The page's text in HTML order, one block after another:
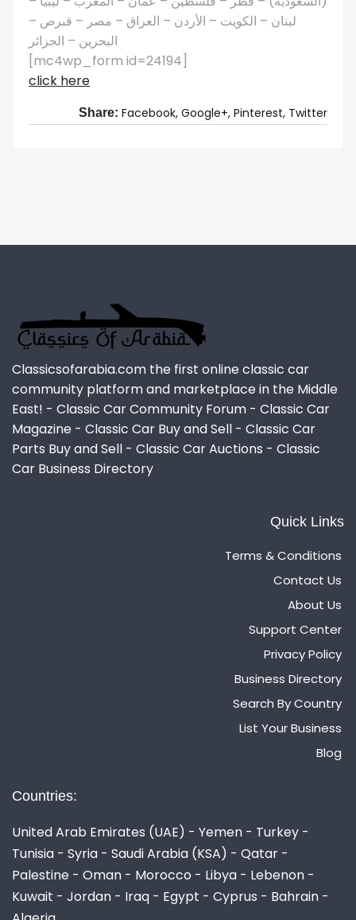
لبنان – الكويت – الأردن – العراق – مصر – قبرص –
البحرين – الجزائر
[mc4wp_form id=24194]
click here
Share: Facebook, Google+, Pinterest, Twitter
Classicsofarabia.com the first online classic car
community platform and marketplace in the Middle
East! - Classic Car Community Forum - Classic Car
Magazine - Classic Car Buy and Sell - Classic Car
Parts Buy and Sell - Classic Car Auctions - Classic
Car Business Directory
Quick Links
Terms & Conditions
Contact Us
About Us
Support Center
Privacy Policy
Business Directory
Search By Country
List Your Business
Blog
Countries:
United Arab Emirates (UAE) - Yemen - Turkey -
Tunisia - Syria - Saudi Arabia (KSA) - Qatar -
Palestine - Oman - Morocco - Libya - Lebenon -
Kuwait - Jordan - Iraq - Egypt - Cyprus - Bahrain -